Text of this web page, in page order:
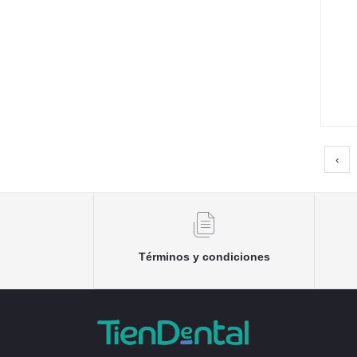
‹
Términos y condiciones